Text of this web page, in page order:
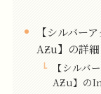
【シルバー
AƵu】の詳細
【シルバ
AƵu】の